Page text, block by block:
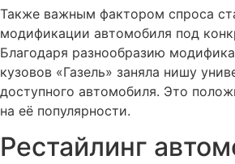
Также важным фактором спроса
модификации автомобиля под
Благодаря разнообразию
кузовов «Газель» заняла нишу
доступного автомобиля. Это
на её популярности.
Рестайлинг